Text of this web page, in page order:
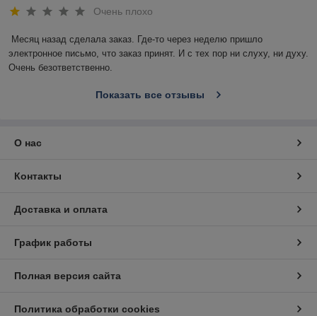
Очень плохо
Месяц назад сделала заказ. Где-то через неделю пришло
электронное письмо, что заказ принят. И с тех пор ни слуху, ни духу.
Очень безответственно.
Показать все отзывы
О нас
Контакты
Доставка и оплата
График работы
Полная версия сайта
Политика обработки cookies